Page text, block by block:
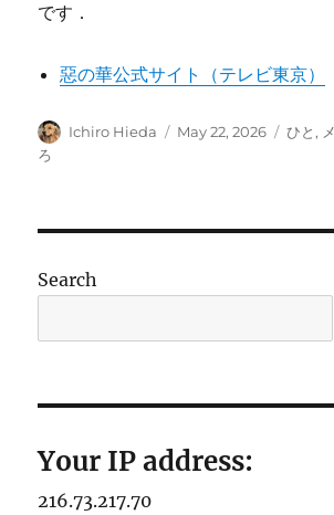
です．
惡の華公式サイト（テレビ東京）
Author
Ichiro Hieda
Posted
May 22, 2026 ひと,
ろ
Search
Your IP address:
216.73.217.70